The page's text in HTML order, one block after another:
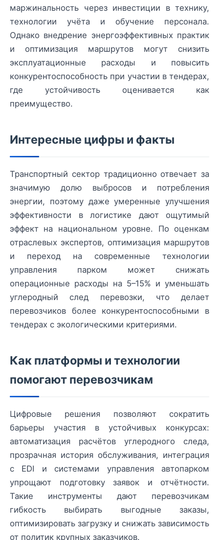
маржинальность через инвестиции в технику,
технологии учёта и обучение персонала.
Однако внедрение энергоэффективных практик
и оптимизация маршрутов могут снизить
эксплуатационные расходы и повысить
конкурентоспособность при участии в тендерах,
где устойчивость оценивается как
преимущество.
Интересные цифры и факты
Транспортный сектор традиционно отвечает за
значимую долю выбросов и потребления
энергии, поэтому даже умеренные улучшения
эффективности в логистике дают ощутимый
эффект на национальном уровне. По оценкам
отраслевых экспертов, оптимизация маршрутов
и переход на современные технологии
управления парком может снижать
операционные расходы на 5–15% и уменьшать
углеродный след перевозки, что делает
перевозчиков более конкурентоспособными в
тендерах с экологическими критериями.
Как платформы и технологии
помогают перевозчикам
Цифровые решения позволяют сократить
барьеры участия в устойчивых конкурсах:
автоматизация расчётов углеродного следа,
прозрачная история обслуживания, интеграция
с EDI и системами управления автопарком
упрощают подготовку заявок и отчётности.
Такие инструменты дают перевозчикам
гибкость выбирать выгодные заказы,
оптимизировать загрузку и снижать зависимость
от политик крупных заказчиков.